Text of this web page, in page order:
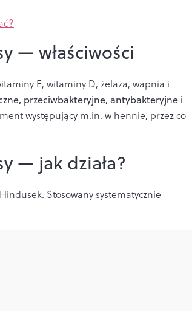
— właściwości
E, witaminy D, żelaza, wapnia i
przeciwbakteryjne, antybakteryjne i
występujący m.in. w hennie, przez co
— jak działa?
Stosowany systematycznie